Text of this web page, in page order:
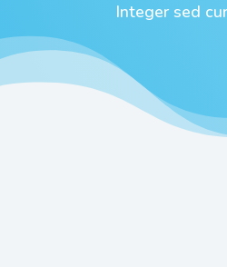
Integer sed